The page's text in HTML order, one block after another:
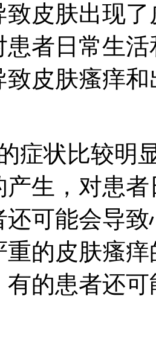
致皮肤出现
患者日常生
致皮肤瘙痒
症状比较明
产生，对患
还可能会导
重的皮肤瘙
有的患者还